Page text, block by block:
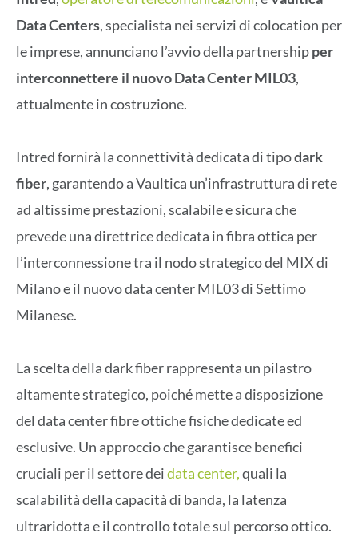
Data Centers, specialista nei servizi di colocation per
le imprese, annunciano l’avvio della partnershipper
interconnettere il nuovo Data Center MIL03,
attualmente in costruzione.
Intred fornirà la connettività dedicata di tipodark
fiber, garantendo a Vaultica un’infrastruttura di rete
ad altissime prestazioni, scalabile e sicura che
prevede una direttrice dedicata in fibra ottica per
l’interconnessione tra il nodo strategico del MIX di
Milano e il nuovo data center MIL03 di Settimo
Milanese.
La scelta della dark fiber rappresenta un pilastro
altamente strategico, poiché mette a disposizione
del data center fibre ottiche fisiche dedicate ed
esclusive. Un approccio che garantisce benefici
cruciali per il settore deidata center,quali la
scalabilità della capacità di banda, la latenza
ultraridotta e il controllo totale sul percorso ottico.